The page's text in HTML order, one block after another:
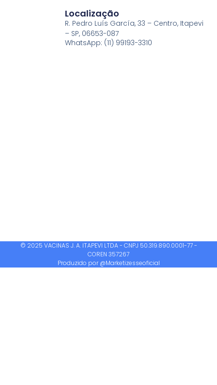
Localização
R. Pedro Luís García, 33 – Centro, Itapevi
– SP, 06653-087
WhatsApp: (11) 99193-3310
© 2025 VACINAS J. A. ITAPEVI LTDA - CNPJ 50.319.890.0001-77 -
COREN 357267
Produzido por @Marketizesseoficial